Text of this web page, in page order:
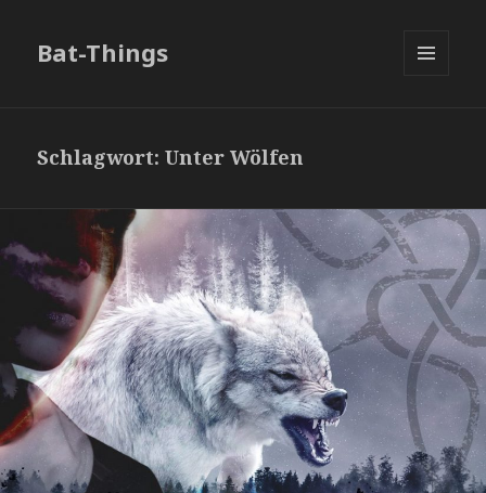
Bat-Things
Schlagwort:Unter Wölfen